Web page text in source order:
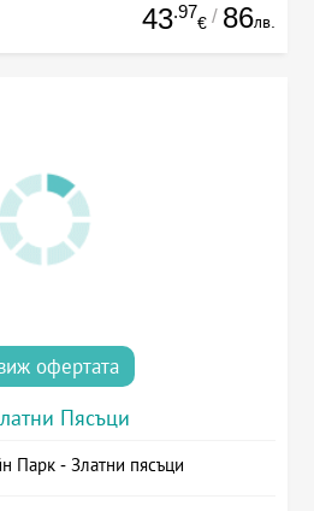
43.97
€ / 86лв.
офертата
Пясъци
Парк - Златни пясъци